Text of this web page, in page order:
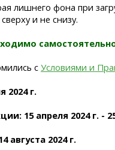
лишнего фона при
и не снизу.
с Условиями и
2024 г.
15 апреля 2024 г. -
августа 2024 г.